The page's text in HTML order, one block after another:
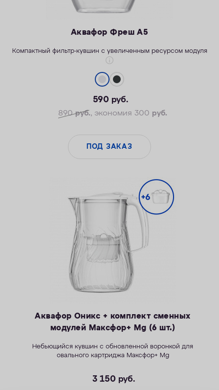
Аквафор Фреш А5
Компактный фильтр-кувшин с увеличенным ресурсом модуля
590 руб.
890руб., экономия 300 руб.
ПОД ЗАКАЗ
Аквафор Оникс + комплект сменных
модулей Максфор+ Mg (6 шт.)
Небьющийся кувшин с обновленной воронкой для
овального картриджа Максфор+ Mg
3 150 руб.